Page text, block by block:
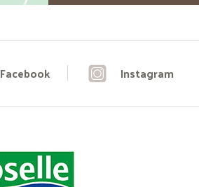
Facebook Instagram